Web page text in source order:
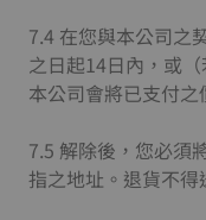
7.4 在您與本公司之
之日起14日內，或
本公司會將已支付之
7.5 解除後，您必須
指之地址。退貨不